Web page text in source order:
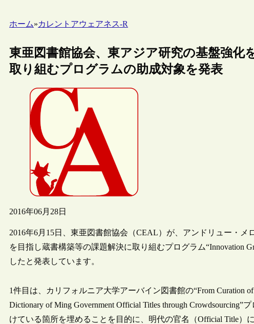
ホーム»カレントアウェアネス-R
東亜図書館協会、東アジア研究の基盤強化
取り組むプログラムの助成対象を発表
2016年06月28日
2016年6月15日、東亜図書館協会（CEAL）が、アンドリュー・
を目指し蔵書構築等の課題解決に取り組むプログラム“Innovation
したと発表しています。
1件目は、カリフォルニア大学アーバイン図書館の“From Curation
Dictionary of Ming Government Official Titles through
けている箇所を埋めることを目的に、明代の官名（Official Title）